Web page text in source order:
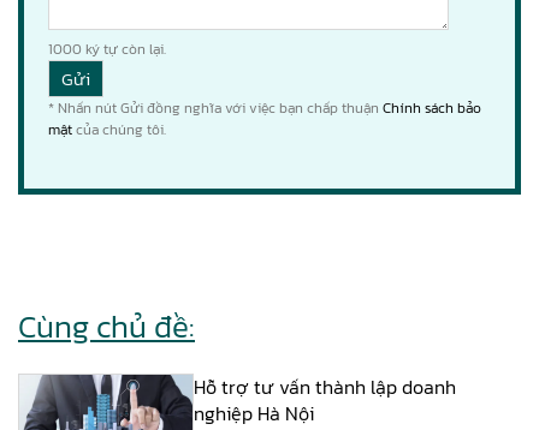
1000 ký tự còn lại.
* Nhấn nút Gửi đồng nghĩa với việc bạn chấp thuận Chính sách bảo
mậtcủa chúng tôi.
Cùng chủ đề:
Hỗ trợ tư vấn thành lập doanh
nghiệp Hà Nội